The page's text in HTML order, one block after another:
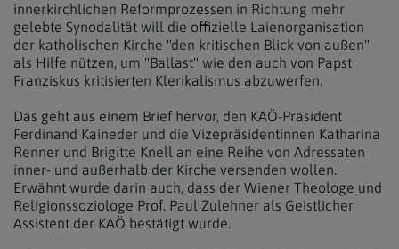
innerkirchlichen Reformprozessen in Richtung mehr
gelebte Synodalität will die offizielle Laienorganisation
der katholischen Kirche "den kritischen Blick von außen"
als Hilfe nützen, um "Ballast" wie den auch von Papst
Franziskus kritisierten Klerikalismus abzuwerfen.
Das geht aus einem Brief hervor, den KAÖ-Präsident
Ferdinand Kaineder und die Vizepräsidentinnen Katharina
Renner und Brigitte Knell an eine Reihe von Adressaten
inner- und außerhalb der Kirche versenden wollen.
Erwähnt wurde darin auch, dass der Wiener Theologe und
Religionssoziologe Prof. Paul Zulehner als Geistlicher
Assistent der KAÖ bestätigt wurde.